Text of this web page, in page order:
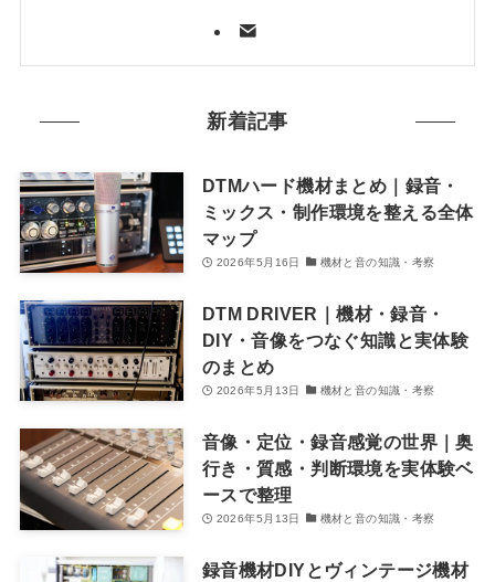
新着記事
DTMハード機材まとめ｜録音・
ミックス・制作環境を整える全体
マップ
2026年5月16日 機材と音の知識・考察
DTM DRIVER｜機材・録音・
DIY・音像をつなぐ知識と実体験
のまとめ
2026年5月13日 機材と音の知識・考察
音像・定位・録音感覚の世界｜奥
行き・質感・判断環境を実体験ベ
ースで整理
2026年5月13日 機材と音の知識・考察
録音機材DIYとヴィンテージ機材